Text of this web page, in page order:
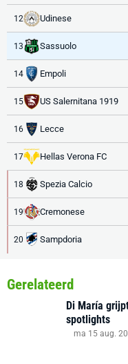
12 Udinese
13 Sassuolo
14 Empoli
15 US Salernitana 1919
16 Lecce
17 Hellas Verona FC
18 Spezia Calcio
19 Cremonese
20 Sampdoria
Gerelateerd
Di María
spotlights
ma 15 aug.